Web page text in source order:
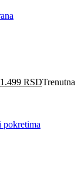
1.499 RSDTrenutna